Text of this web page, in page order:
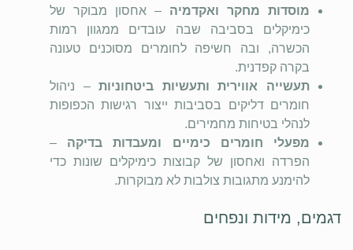
מוסדות מחקר ואקדמיה – אחסון מבוקר של
כימיקלים בסביבה שבה עובדים ממגוון רמות
הכשרה, ובה חשיפה לחומרים מסוכנים טעונה
בקרה קפדנית.
תעשייה אווירית ותעשיות ביטחוניות– ניהול
חומרים דליקים בסביבות ייצור רגישות הכפופות
לנהלי בטיחות מחמירים.
מפעלי חומרים כימיים ומעבדות בדיקה –
הפרדה ואחסון של קבוצות כימיקלים שונות כדי
להימנע מתגובות צולבות לא מבוקרות.
דגמים, מידות ונפחים